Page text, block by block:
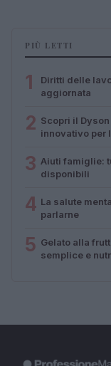
PIÙ LETTI
1
Diritti delle
aggiornata
2 Scopri il
innovativo per
3 Aiuti famiglie:
disponibili
4 La salute
parlarne
5 Gelato alla
semplice e